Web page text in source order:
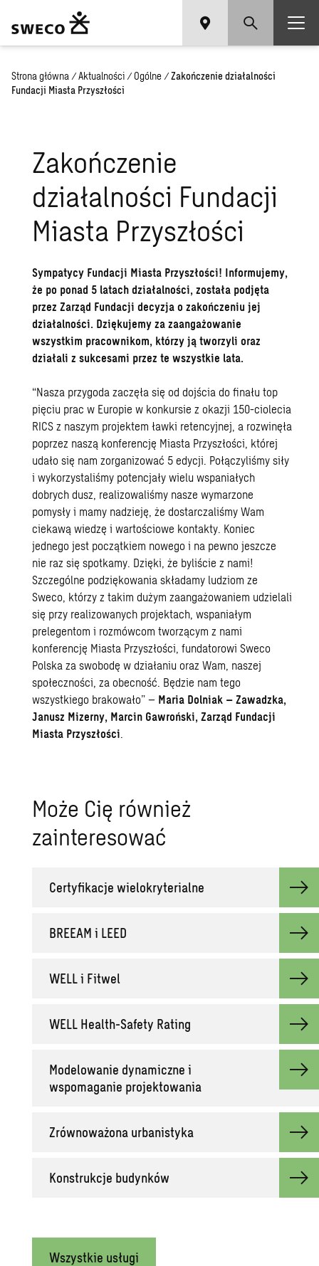
Strona główna / Aktualności / Ogólne / Zakończenie działalności
Fundacji Miasta Przyszłości
Zakończenie
działalności Fundacji
Miasta Przyszłości
Sympatycy Fundacji Miasta Przyszłości! Informujemy,
że po ponad 5 latach działalności, została podjęta
przez Zarząd Fundacji decyzja o zakończeniu jej
działalności. Dziękujemy za zaangażowanie
wszystkim pracownikom, którzy ją tworzyli oraz
działali z sukcesami przez te wszystkie lata.
“Nasza przygoda zaczęła się od dojścia do finału top
pięciu prac w Europie w konkursie z okazji 150-ciolecia
RICS z naszym projektem ławki retencyjnej, a rozwinęła
poprzez naszą konferencję Miasta Przyszłości, której
udało się nam zorganizować 5 edycji. Połączyliśmy siły
i wykorzystaliśmy potencjały wielu wspaniałych
dobrych dusz, realizowaliśmy nasze wymarzone
pomysły i mamy nadzieję, że dostarczaliśmy Wam
ciekawą wiedzę i wartościowe kontakty. Koniec
jednego jest początkiem nowego i na pewno jeszcze
nie raz się spotkamy. Dzięki, że byliście z nami!
Szczególne podziękowania składamy ludziom ze
Sweco, którzy z takim dużym zaangażowaniem udzielali
się przy realizowanych projektach, wspaniałym
prelegentom i rozmówcom tworzącym z nami
konferencję Miasta Przyszłości, fundatorowi Sweco
Polska za swobodę w działaniu oraz Wam, naszej
społeczności, za obecność. Będzie nam tego
wszystkiego brakowało” – Maria Dolniak – Zawadzka,
Janusz Mizerny, Marcin Gawroński, Zarząd Fundacji
Miasta Przyszłości.
Może Cię również
zainteresować
Certyfikacje wielokryterialne
BREEAM i LEED
WELL i Fitwel
WELL Health-Safety Rating
Modelowanie dynamiczne i
wspomaganie projektowania
Zrównoważona urbanistyka
Konstrukcje budynków
Wszystkie usługi